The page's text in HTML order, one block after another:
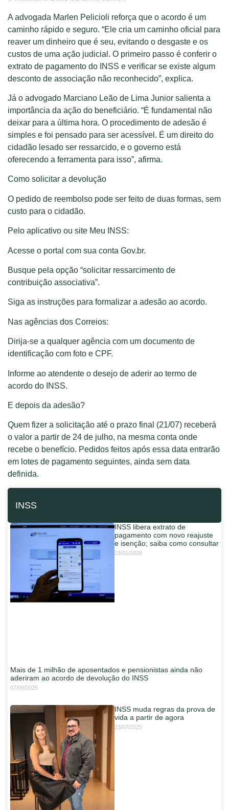
A advogada Marlen Pelicioli reforça que o acordo é um
caminho rápido e seguro. “Ele cria um caminho oficial para
reaver um dinheiro que é seu, evitando o desgaste e os
custos de uma ação judicial. O primeiro passo é conferir o
extrato de pagamento do INSS e verificar se existe algum
desconto de associação não reconhecido”, explica.
Já o advogado Marciano Leão de Lima Junior salienta a
importância da ação do beneficiário. “É fundamental não
deixar para a última hora. O procedimento de adesão é
simples e foi pensado para ser acessível. É um direito do
cidadão lesado ser ressarcido, e o governo está
oferecendo a ferramenta para isso”, afirma.
Como solicitar a devolução
O pedido de reembolso pode ser feito de duas formas, sem
custo para o cidadão.
Pelo aplicativo ou site Meu INSS:
Acesse o portal com sua conta Gov.br.
Busque pela opção “solicitar ressarcimento de
contribuição associativa”.
Siga as instruções para formalizar a adesão ao acordo.
Nas agências dos Correios:
Dirija-se a qualquer agência com um documento de
identificação com foto e CPF.
Informe ao atendente o desejo de aderir ao termo de
acordo do INSS.
E depois da adesão?
Quem fizer a solicitação até o prazo final (21/07) receberá
o valor a partir de 24 de julho, na mesma conta onde
recebe o benefício. Pedidos feitos após essa data entrarão
em lotes de pagamento seguintes, ainda sem data
definida.
INSS
INSS libera extrato de
pagamento com novo reajuste
e isenção; saiba como consultar
23/01/2026
Mais de 1 milhão de aposentados e pensionistas ainda não
aderiram ao acordo de devolução do INSS
07/09/2025
INSS muda regras da prova de
vida a partir de agora
23/07/2025